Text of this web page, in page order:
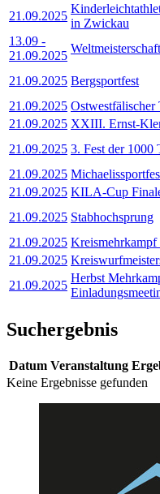
21.09.2025
in Zwickau
13.09 -
21.09.2025
21.09.2025 Bergsportfest
21.09.2025 Ostwestfälischer
21.09.2025 XXIII. Ernst-
21.09.2025 3. Fest der 1000
21.09.2025
21.09.2025 KILA-Cup
21.09.2025 Stabhochsprung
21.09.2025
21.09.2025
21.09.2025
Herbst
Suchergebnis
Datum Veranstaltung
Keine Ergebnisse gefunden